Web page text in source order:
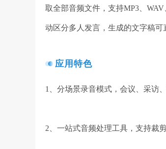
取全部音频文件，支持MP3、
动区分多人发言，生成的文字稿可
应用特色
1、分场景录音模式，会议、采访
2、一站式音频处理工具，支持裁